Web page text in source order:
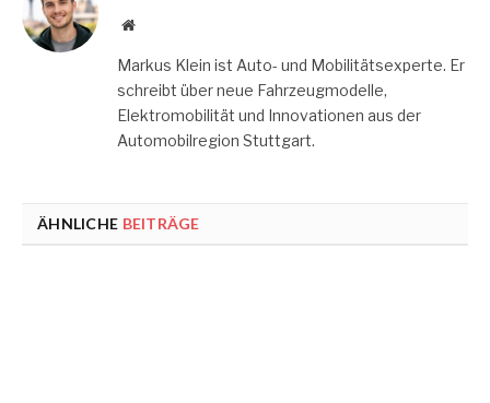
Website
Markus Klein ist Auto- und Mobilitätsexperte. Er
schreibt über neue Fahrzeugmodelle,
Elektromobilität und Innovationen aus der
Automobilregion Stuttgart.
ÄHNLICHE BEITRÄGE